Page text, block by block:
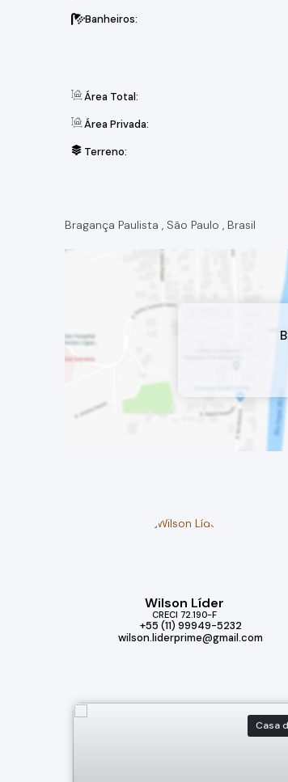
Banheiros:
Área Total:
Área Privada:
Terreno:
Bragança Paulista , São Paulo , Brasil
Wilson Líder
CRECI 72.190-F
+55 (11) 99949-5232
wilson.liderprime@gmail.com
Casa